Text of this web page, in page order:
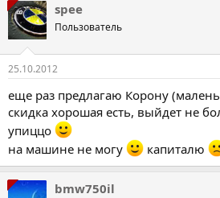
spee
Пользователь
25.10.2012
еще раз предлагаю Корону
скидка хорошая есть, выйдет не
упиццо
на машине не могу
капиталю
bmw750il